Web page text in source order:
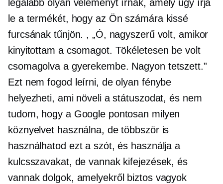
legalább olyan véleményt írnak, amely úgy írja
le a termékét, hogy az Ön számára kissé
furcsának tűnjön. , „Ó, nagyszerű volt, amikor
kinyitottam a csomagot. Tökéletesen be volt
csomagolva a gyerekembe. Nagyon tetszett.”
Ezt nem fogod leírni, de olyan fénybe
helyezheti, ami növeli a státuszodat, és nem
tudom, hogy a Google pontosan milyen
köznyelvet használna, de többször is
használhatod ezt a szót, és használja a
kulcsszavakat, de vannak kifejezések, és
vannak dolgok, amelyekről biztos vagyok